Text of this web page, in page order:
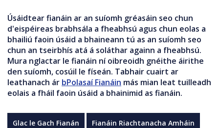
Úsáidtear fianáin ar an suíomh gréasáin seo chun
d'eispéireas brabhsála a fheabhsú agus chun eolas a
bhailiú faoin úsáid a bhaineann tú as an suíomh seo
chun an tseirbhís atá á soláthar againn a fheabhsú.
Mura nglactar le fianáin ní oibreoidh gnéithe áirithe
den suíomh, cosúil le físeán. Tabhair cuairt ar
leathanach ár bPolasaí Fianáin más mian leat tuilleadh
eolais a fháil faoin úsáid a bhainimid as fianáin.
Glac le Gach Fianán Fianáin Riachtanacha Amháin